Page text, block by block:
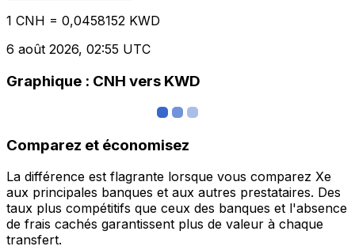
1 CNH = 0,0458152 KWD
6 août 2026, 02:55 UTC
Graphique : CNH vers KWD
Comparez et économisez
La différence est flagrante lorsque vous comparez Xe
aux principales banques et aux autres prestataires. Des
taux plus compétitifs que ceux des banques et l'absence
de frais cachés garantissent plus de valeur à chaque
transfert.